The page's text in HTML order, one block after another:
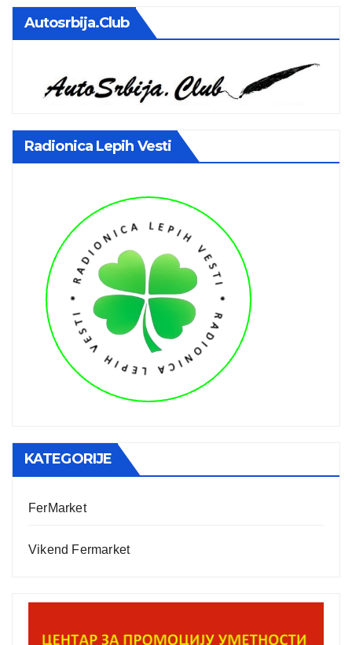
Autosrbija.club
Radionica Lepih Vesti
KATEGORIJE
FerMarket
Vikend Fermarket